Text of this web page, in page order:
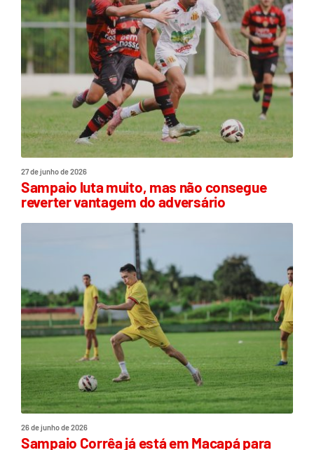
27 de junho de 2026
Sampaio luta muito, mas não consegue
reverter vantagem do adversário
26 de junho de 2026
Sampaio Corrêa já está em Macapá para